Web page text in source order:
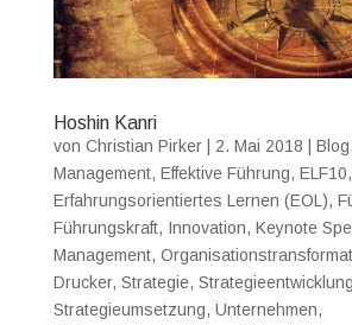
Hoshin Kanri
von Christian Pirker| 2. Mai 2018 Blog,
Management, Effektive Führung, ELF10,
Erfahrungsorientiertes Lernen (EOL),
Führungskraft, Innovation, Keynote
Management,
Drucker, Strategie, Strategieentwicklung
Strategieumsetzung, Unternehmen,